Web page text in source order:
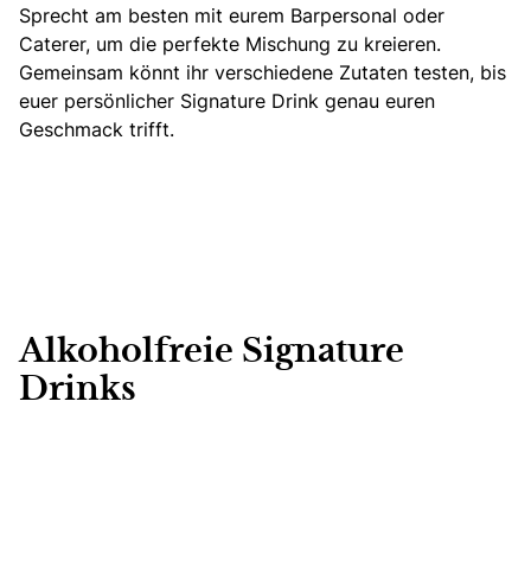
Sprecht am besten mit eurem Barpersonal oder
Caterer, um die perfekte Mischung zu kreieren.
Gemeinsam könnt ihr verschiedene Zutaten testen, bis
euer persönlicher Signature Drink genau euren
Geschmack trifft.
Alkoholfreie Signature
Drinks